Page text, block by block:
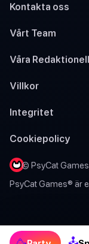
🕹
Kontakta oss
Vårt Team
Våra
Villkor
Integritet
Cookiepolicy
© PsyCat
PsyCat Games® är